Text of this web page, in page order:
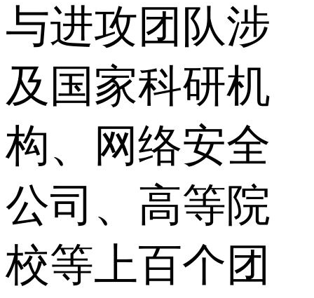
与进攻团队涉
及国家科研机
构、网络安全
公司、高等院
校等上百个团